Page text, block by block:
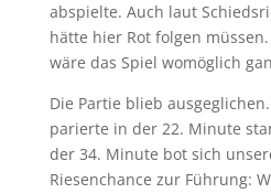
abspielte. Auch laut
hätte hier Rot folgen
wäre das Spiel womöglich
Die Partie blieb
parierte in der 22. Minute
der 34. Minute bot sich
Riesenchance zur Führung: